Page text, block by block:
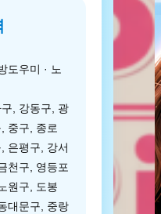
도우미 · 노
, 강동구, 광
중구, 종로
은평구, 강서
천구, 영등포
원구, 도봉
대문구, 중랑